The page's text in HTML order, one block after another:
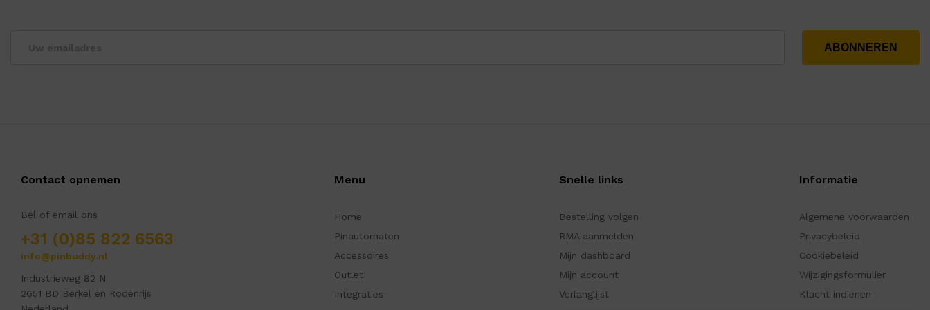
Contact opnemen
Bel of email ons
+31 (0)85 822 6563
info@pinbuddy.nl
Industrieweg 82 N
2651 BD Berkel en Rodenrijs
Menu
Home
Pinautomaten
Accessoires
Outlet
Integraties
Snelle links
Bestelling volgen
RMA aanmelden
Mijn dashboard
Mijn account
Verlanglijst
Informatie
Algemene voorwaarden
Privacybeleid
Cookiebeleid
Wijzigingsformulier
Klacht indienen